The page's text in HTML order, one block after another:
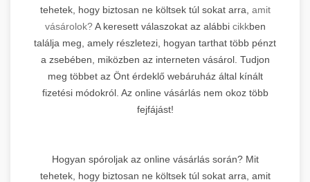
tehetek, hogy biztosan ne költsek túl sokat arra, amit
vásárolok?A keresett válaszokat az alábbi cikkben
találja meg, amely részletezi, hogyan tarthat több pénzt
a zsebében, miközben az interneten vásárol. Tudjon
meg többet az Önt érdeklő webáruház által kínált
fizetési módokról. Az online vásárlás nem okoz több
fejfájást!
Hogyan spóroljak az online vásárlás során? Mit
tehetek, hogy biztosan ne költsek túl sokat arra, amit